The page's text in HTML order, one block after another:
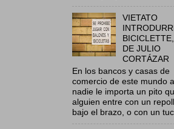
VIETATO
BICICLETTE,
DE JULIO
CORTÁZAR
En los bancos y casas de
comercio de este mundo a
nadie le importa un pito
alguien entre con un
bajo el brazo, o con un